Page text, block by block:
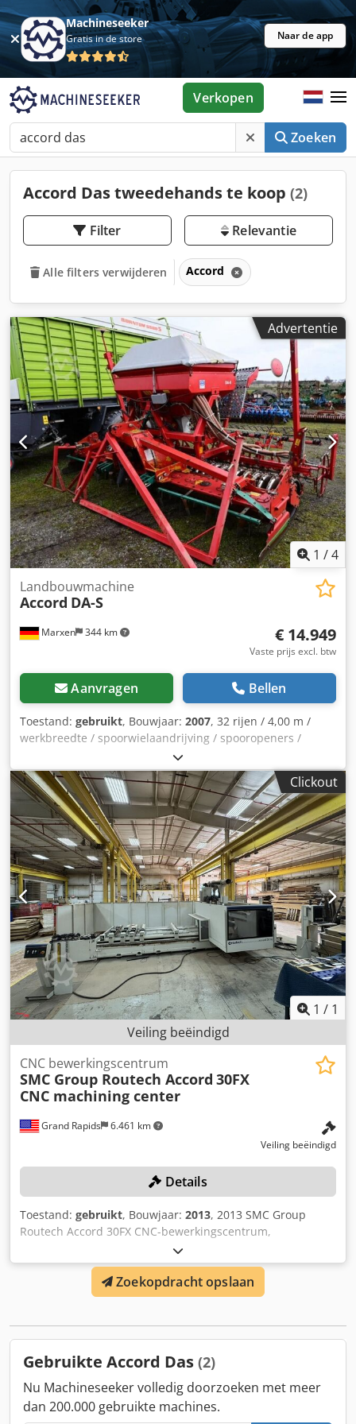
Machineseeker
Gratis in de store Naar de app
Zoeken
Verkopen
Accord Das tweedehands te koop (2)
Filter Relevantie
Alle filters verwijderen Accord
Advertentie
1 /4
Marxen 344 km
Landbouwmachine
Accord DA-S
€ 14.949
Vaste prijs excl. btw
Aanvragen Bellen
Toestand: gebruikt, Bouwjaar: 2007, 32 rijen / 4,00 m /
werkbreedte / spoorwielaandrijving / spooropeners /
sleperschaar / exact-eg / voorzetgereedschap: Kverneland
rotorkopeg NG 25/400 met flexiwalser Djdoqrrttjpfx Abnekr
Clickout
1 / 1
Veiling beëindigd
Grand Rapids 6.461 km
CNC bewerkingscentrum
SMC Group Routech Accord 30FX
CNC machining center
Veiling beëindigd
Details
Toestand: gebruikt, Bouwjaar: 2013, 2013 SMC Group
Routech Accord 30FX CNC-bewerkingscentrum,
hoogwaardig multifunctioneel werkblad, 400V, 3-fase, X-as
6,35 m, Y-as 1,64 m, dubbele bewerkingskoppen, toerental
6–18.000 tpm, Rapid 12-voudige gereedschapswisselaar
ingebouwd, Rapid 16-voudige gereedschapswisselaar
uitvoering, voorzien van SMC Group CNC-besturing met
271407, draaizuiger vacuümpomp, en (1) Texa, model
SAW50RBSBCC000, koelunit met transformator; de
winnende bieder is verantwoordelijk voor correcte
demontage. Dkodoxdc T Sepfx Abnjr
Zoekopdracht opslaan
Gebruikte Accord Das (2)
Nu Machineseeker volledig doorzoeken met meer
dan 200.000 gebruikte machines.